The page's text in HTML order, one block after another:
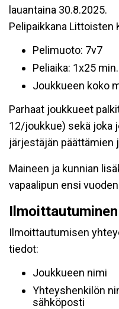
lauantaina 30.8.2025.
Pelipaikkana Littoisten
Pelimuoto: 7v7
Peliaika: 1x25 min.
Joukkueen koko
Parhaat joukkueet
12/joukkue) sekä joka
järjestäjän päättämien
Maineen ja kunnian
vapaalipun ensi
Ilmoittautumisen
tiedot:
Joukkueen nimi
Yhteyshenkilön
sähköposti